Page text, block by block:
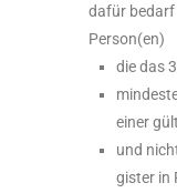
dafür bedarf
Person(en)
die das
einer
und
gister in